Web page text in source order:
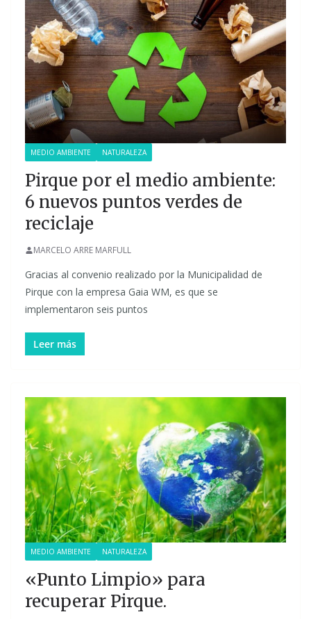
MEDIO AMBIENTE NATURALEZA
Pirque por el medio ambiente:
6 nuevos puntos verdes de
reciclaje
MARCELO ARRE MARFULL
Gracias al convenio realizado por la Municipalidad de
Pirque con la empresa Gaia WM, es que se
implementaron seis puntos
Leer más
MEDIO AMBIENTE NATURALEZA
«Punto Limpio» para
recuperar Pirque.